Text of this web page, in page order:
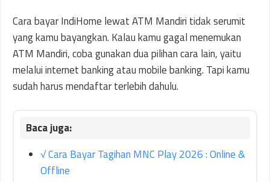
Cara bayar IndiHome lewat ATM Mandiri tidak serumit
yang kamu bayangkan. Kalau kamu gagal menemukan
ATM Mandiri, coba gunakan dua pilihan cara lain, yaitu
melalui internet banking atau mobile banking. Tapi kamu
sudah harus mendaftar terlebih dahulu.
√ Cara Bayar Tagihan MNC Play 2026 : Online &
Offline